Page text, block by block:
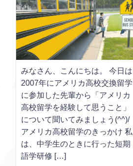
みなさん、こんにちは。 今日は
2007年にアメリカ高校交換留学
に参加した先輩から「アメリカ
高校留学を経験して思うこと」
について聞いてみましょう(^^)/
アメリカ高校留学のきっかけ 私
は、中学生のときに行った短期
語学研修 […]